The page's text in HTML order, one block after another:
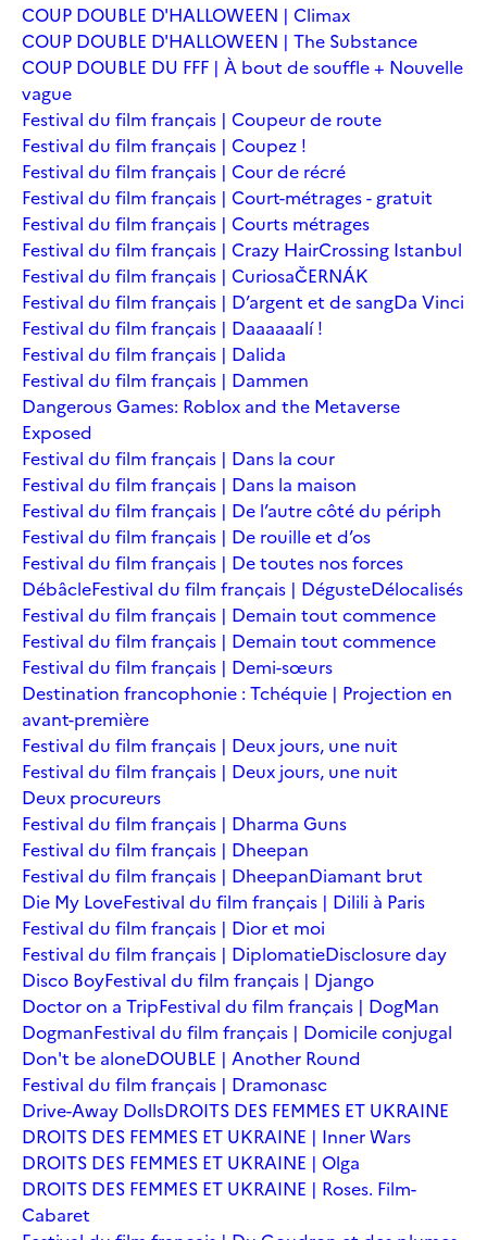
COUP DOUBLE D'HALLOWEEN | Climax
COUP DOUBLE D'HALLOWEEN | The Substance
COUP DOUBLE DU FFF | À bout de souffle + Nouvelle
vague
Festival du film français | Coupeur de route
Festival du film français | Coupez !
Festival du film français | Cour de récré
Festival du film français | Court-métrages - gratuit
Festival du film français | Courts métrages
Festival du film français | Crazy HairCrossing Istanbul
Festival du film français | CuriosaČERNÁK
Festival du film français | D’argent et de sangDa Vinci
Festival du film français | Daaaaaalí !
Festival du film français | Dalida
Festival du film français | Dammen
Dangerous Games: Roblox and the Metaverse
Exposed
Festival du film français | Dans la cour
Festival du film français | Dans la maison
Festival du film français | De l’autre côté du périph
Festival du film français | De rouille et d’os
Festival du film français | De toutes nos forces
DébâcleFestival du film français | DégusteDélocalisés
Festival du film français | Demain tout commence
Festival du film français | Demain tout commence
Festival du film français | Demi-sœurs
Destination francophonie : Tchéquie | Projection en
avant-première
Festival du film français | Deux jours, une nuit
Festival du film français | Deux jours, une nuit
Deux procureurs
Festival du film français | Dharma Guns
Festival du film français | Dheepan
Festival du film français | DheepanDiamant brut
Die My LoveFestival du film français | Dilili à Paris
Festival du film français | Dior et moi
Festival du film français | DiplomatieDisclosure day
Disco BoyFestival du film français | Django
Doctor on a TripFestival du film français | DogMan
DogmanFestival du film français | Domicile conjugal
Don't be aloneDOUBLE | Another Round
Festival du film français | Dramonasc
Drive-Away DollsDROITS DES FEMMES ET UKRAINE
DROITS DES FEMMES ET UKRAINE | Inner Wars
DROITS DES FEMMES ET UKRAINE | Olga
DROITS DES FEMMES ET UKRAINE | Roses. Film-
Cabaret